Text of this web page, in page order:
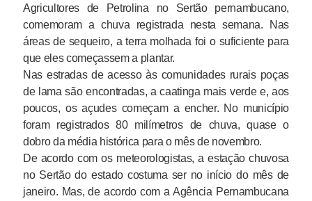
Agricultores de Petrolina no Sertão pernambucano,
comemoram a chuva registrada nesta semana. Nas
áreas de sequeiro, a terra molhada foi o suficiente para
que eles começassem a plantar.
Nas estradas de acesso às comunidades rurais poças
de lama são encontradas, a caatinga mais verde e, aos
poucos, os açudes começam a encher. No município
foram registrados 80 milímetros de chuva, quase o
dobro da média histórica para o mês de novembro.
De acordo com os meteorologistas, a estação chuvosa
no Sertão do estado costuma ser no início do mês de
janeiro. Mas, de acordo com a Agência Pernambucana